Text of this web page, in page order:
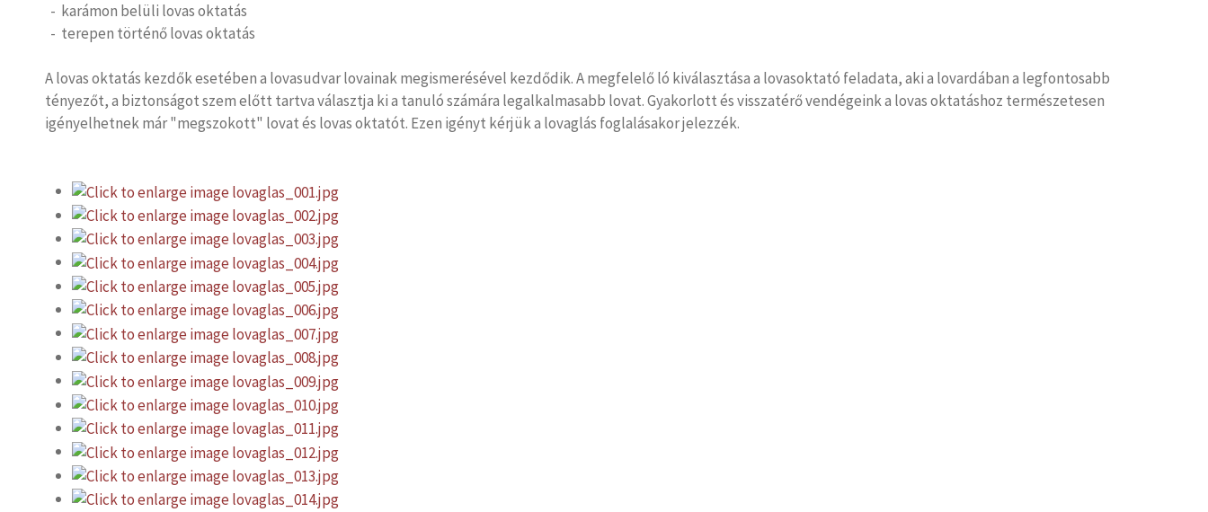
- karámon belüli lovas oktatás
- terepen történő lovas oktatás
A lovas oktatás kezdők esetében a lovasudvar lovainak megismerésével kezdődik. A megfelelő ló kiválasztása a lovasoktató feladata, aki a lovardában a legfontosabb
tényezőt, a biztonságot szem előtt tartva választja ki a tanuló számára legalkalmasabb lovat. Gyakorlott és visszatérő vendégeink a lovas oktatáshoz természetesen
igényelhetnek már "megszokott" lovat és lovas oktatót. Ezen igényt kérjük a lovaglás foglalásakor jelezzék.